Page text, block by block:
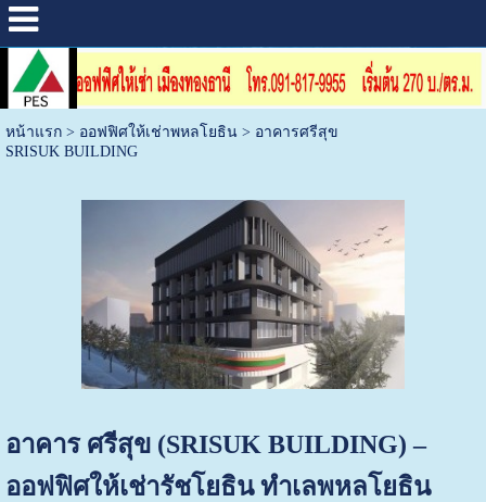
หน้าแรก> ออฟฟิศให้เช่าพหลโยธิน> อาคารศรีสุข
SRISUK BUILDING
อาคาร ศรีสุข (SRISUK BUILDING) –
ออฟฟิศให้เช่ารัชโยธิน ทำเลพหลโยธิน